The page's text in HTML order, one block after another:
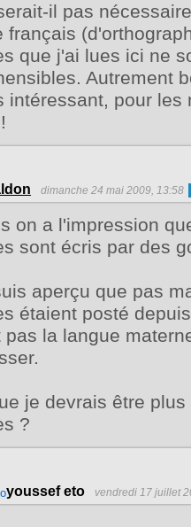
il pas
français
que j'ai lues ici ne
Autrement
intéressant, pour les
dimanche 24 mai 2009, 13:58
on a l'impression
sont écris par des
aperçu que pas
étaient posté
pas la langue
je devrais être
?
youssef eto vendredi 17 juillet